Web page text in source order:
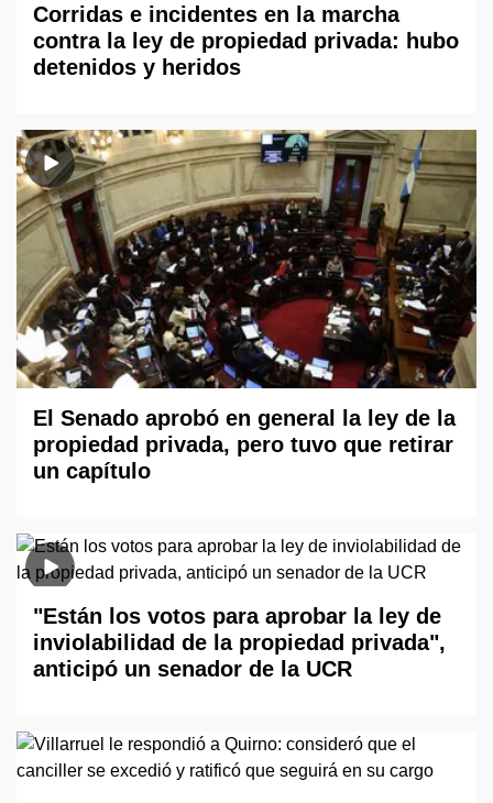
Corridas e incidentes en la marcha
contra la ley de propiedad privada: hubo
detenidos y heridos
El Senado aprobó en general la ley de la
propiedad privada, pero tuvo que retirar
un capítulo
"Están los votos para aprobar la ley de
inviolabilidad de la propiedad privada",
anticipó un senador de la UCR